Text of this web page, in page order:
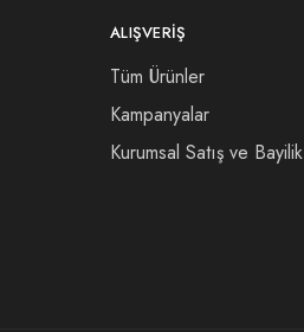
ALIŞVERIŞ
Tüm Ürünler
Kampanyalar
Kurumsal Satış ve Bayilik